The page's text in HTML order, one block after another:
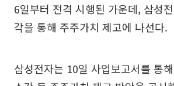
6일부터 전격 시행된 가운데, 삼성
각을 통해 주주가치 제고에 나선다.
삼성전자는 10일 사업보고서를 통